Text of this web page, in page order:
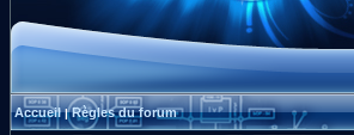
Accueil|Règles du forum